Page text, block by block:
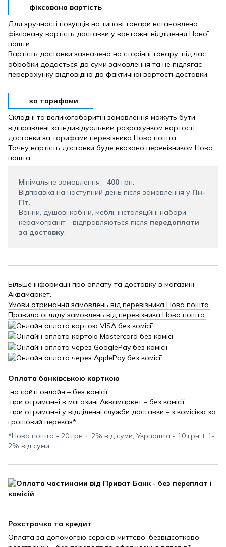
фіксована вартість
Для зручності покупців на типові товари встановлено
фіксовану вартість доставки у вантажні відділення Нової
пошти.
Вартість доставки зазначена на сторінці товару, під час
обробки додається до суми замовлення та не підлягає
перерахунку відповідно до фактичної вартості доставки.
за тарифами
Складні та великогабаритні замовлення можуть бути
відправлені за індивідуальним розрахунком вартості
доставки за тарифами перевізника Нова пошта.
Точну вартість доставки буде вказано перевізником Нова
пошта.
Мінімальне замовлення - 400 грн.
Відправка на наступний день після замовлення у Пн-
Пт.
Ванни, душові кабіни, меблі, інсталяційні набори,
керамограніт - відправляються після передоплати
за доставку.
Більше інформації про оплату та доставку в магазині
Аквамаркет.
Умови отримання замовлень від перевізника Нова пошта.
Правила огляду замовлень від перевізника Нова пошта.
Оплата банківською карткою
на сайті онлайн – без комісії;
при отриманні в магазині Аквамаркет – без комісії;
при отриманні у відділенні служби доставки – з комісією за
грошовий переказ*
*Нова пошта - 20 грн + 2% від суми, Укрпошта - 10 грн + 1-
2% від суми.
Розстрочка та кредит
Оплата за допомогою сервісів миттєвої безвідсоткової